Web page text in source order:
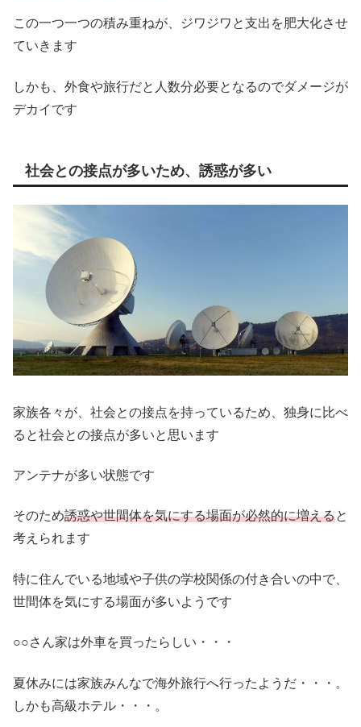
この一つ一つの積み重ねが、ジワジワと支出を肥大化させ
ていきます
しかも、外食や旅行だと人数分必要となるのでダメージが
デカイです
社会との接点が多いため、誘惑が多い
家族各々が、社会との接点を持っているため、独身に比べ
ると社会との接点が多いと思います
アンテナが多い状態です
そのため誘惑や世間体を気にする場面が必然的に増えると
考えられます
特に住んでいる地域や子供の学校関係の付き合いの中で、
世間体を気にする場面が多いようです
○○さん家は外車を買ったらしい・・・
夏休みには家族みんなで海外旅行へ行ったようだ・・・。
しかも高級ホテル・・・。